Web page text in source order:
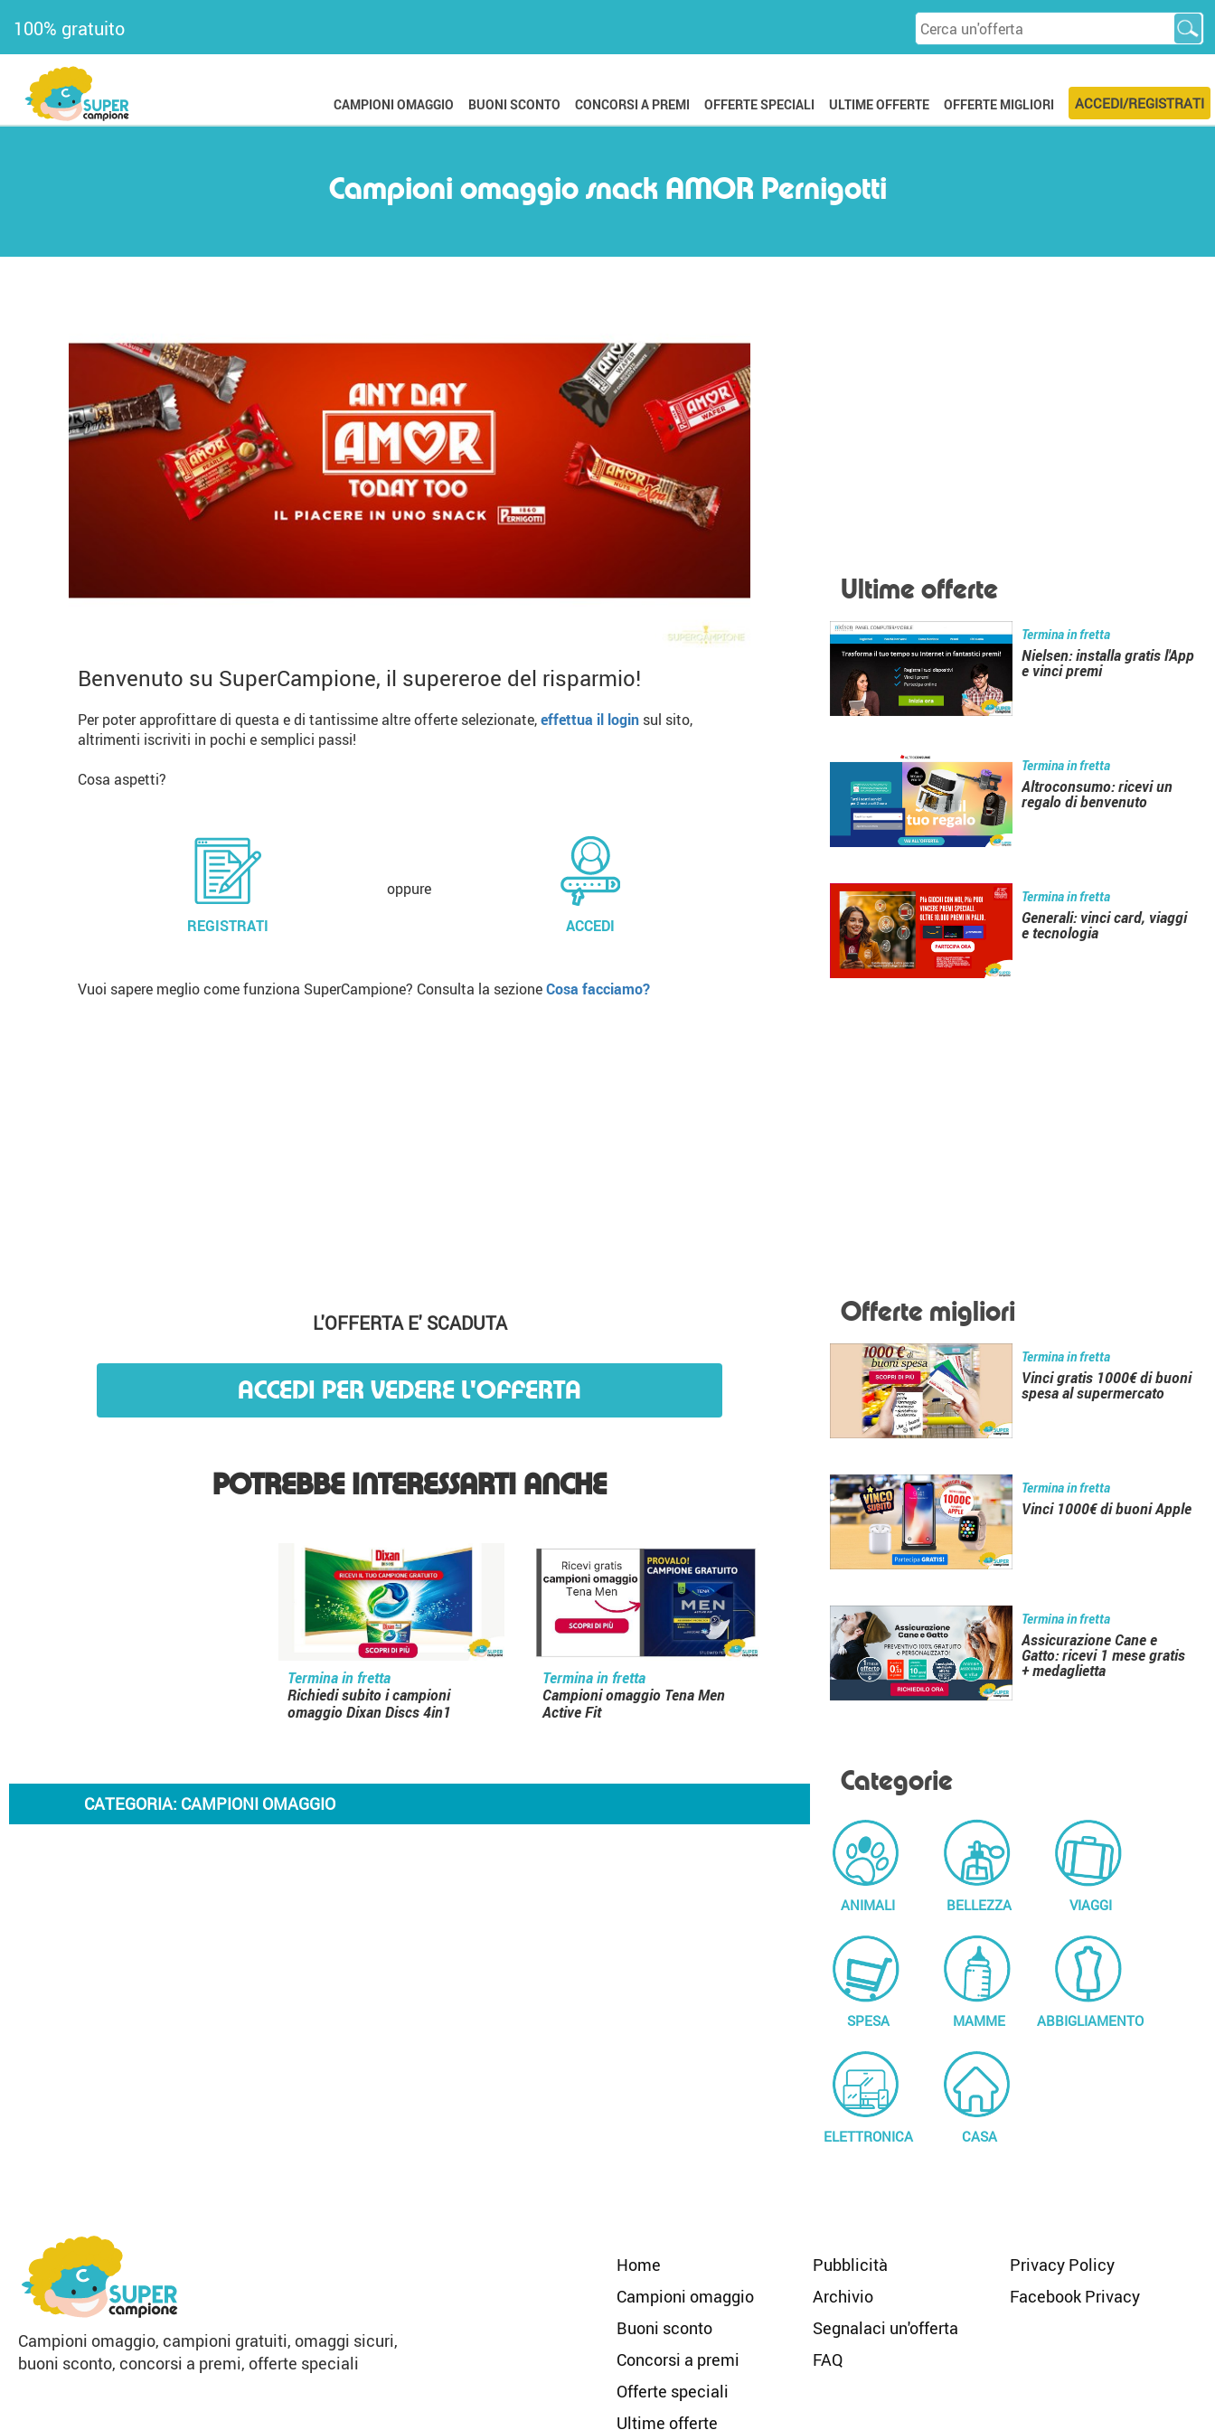
100% gratuito
ACCEDI/REGISTRATI
ULTIME OFFERTE OFFERTE MIGLIORI
CAMPIONI OMAGGIO BUONI SCONTO CONCORSI A PREMI OFFERTE SPECIALI
Campioni omaggio snack AMOR Pernigotti
Benvenuto su SuperCampione, il supereroe del risparmio!
Per poter approfittare di questa e di tantissime altre offerte selezionate,effettua il login sul sito,
altrimenti iscriviti in pochi e semplici passi!
Cosa aspetti?
REGISTRATI
oppure
ACCEDI
Vuoi sapere meglio come funziona SuperCampione? Consulta la sezioneCosa facciamo?
L'OFFERTA E' SCADUTA
ACCEDI PER VEDERE L'OFFERTA
POTREBBE INTERESSARTI ANCHE
Termina in fretta
Richiedi subito i campioni
omaggio Dixan Discs 4in1
Termina in fretta
Campioni omaggio Tena Men
Active Fit
CATEGORIA: CAMPIONI OMAGGIO
Ultime offerte
Termina in fretta
Nielsen: installa gratis l'App
e vinci premi
Termina in fretta
Altroconsumo: ricevi un
regalo di benvenuto
Termina in fretta
Generali: vinci card, viaggi
e tecnologia
Offerte migliori
Termina in fretta
Vinci gratis 1000€ di buoni
spesa al supermercato
Termina in fretta
Vinci 1000€ di buoni Apple
Termina in fretta
Assicurazione Cane e
Gatto: ricevi 1 mese gratis
+ medaglietta
Categorie
ANIMALI BELLEZZA VIAGGI
SPESA MAMME ABBIGLIAMENTO
ELETTRONICA CASA
Campioni omaggio, campioni gratuiti, omaggi sicuri,
buoni sconto, concorsi a premi, offerte speciali
Home
Campioni omaggio
Buoni sconto
Concorsi a premi
Offerte speciali
Ultime offerte
Pubblicità
Archivio
Segnalaci un'offerta
FAQ
Privacy Policy
Facebook Privacy